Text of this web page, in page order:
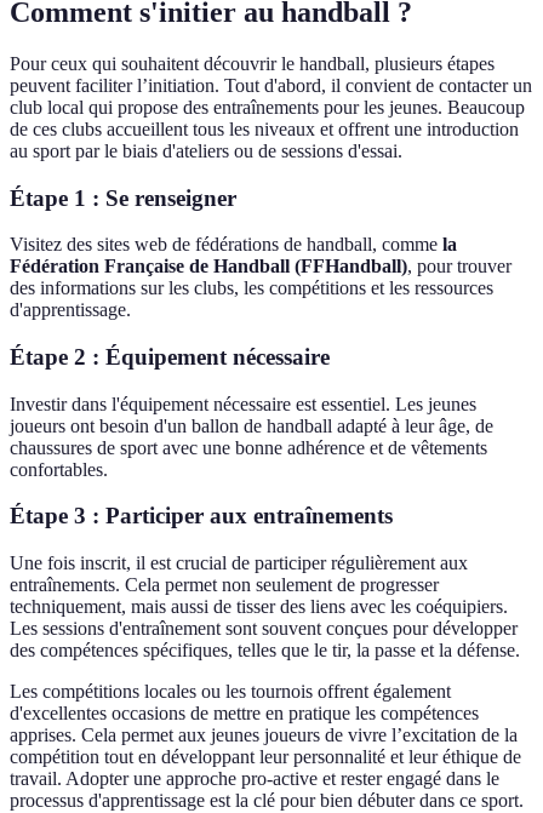
Comment s'initier au handball ?
Pour ceux qui souhaitent découvrir le handball, plusieurs étapes
peuvent faciliter l’initiation. Tout d'abord, il convient de contacter un
club local qui propose des entraînements pour les jeunes. Beaucoup
de ces clubs accueillent tous les niveaux et offrent une introduction
au sport par le biais d'ateliers ou de sessions d'essai.
Étape 1 : Se renseigner
Visitez des sites web de fédérations de handball, comme la
Fédération Française de Handball (FFHandball), pour trouver
des informations sur les clubs, les compétitions et les ressources
d'apprentissage.
Étape 2 : Équipement nécessaire
Investir dans l'équipement nécessaire est essentiel. Les jeunes
joueurs ont besoin d'un ballon de handball adapté à leur âge, de
chaussures de sport avec une bonne adhérence et de vêtements
confortables.
Étape 3 : Participer aux entraînements
Une fois inscrit, il est crucial de participer régulièrement aux
entraînements. Cela permet non seulement de progresser
techniquement, mais aussi de tisser des liens avec les coéquipiers.
Les sessions d'entraînement sont souvent conçues pour développer
des compétences spécifiques, telles que le tir, la passe et la défense.
Les compétitions locales ou les tournois offrent également
d'excellentes occasions de mettre en pratique les compétences
apprises. Cela permet aux jeunes joueurs de vivre l’excitation de la
compétition tout en développant leur personnalité et leur éthique de
travail. Adopter une approche pro-active et rester engagé dans le
processus d'apprentissage est la clé pour bien débuter dans ce sport.